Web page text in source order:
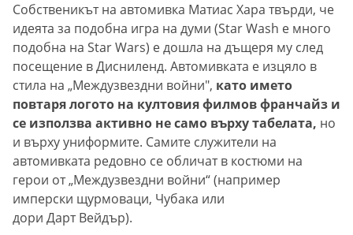
Собственикът на автомивка Матиас Хара твърди, че
идеята за подобна игра на думи (Star Wash е много
подобна на Star Wars) е дошла на дъщеря му след
посещение в Дисниленд. Автомивката е изцяло в
стила на „Междузвездни войни", като името
повтаря логото на култовия филмов франчайз и
се използва активно не само върху табелата, но
и върху униформите. Самите служители на
автомивката редовно се обличат в костюми на
герои от „Междузвездни войни“ (например
имперски щурмоваци, Чубака или
дори Дарт Вейдър).